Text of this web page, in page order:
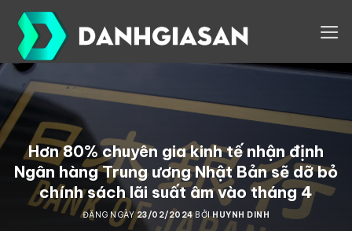
content
Hơn 80% chuyên gia kinh tế nhận định
Ngân hàng Trung ương Nhật Bản sẽ dỡ bỏ
chính sách lãi suất âm vào tháng 4
ĐĂNG NGÀY23/02/2024BỞIHUYNH DINH